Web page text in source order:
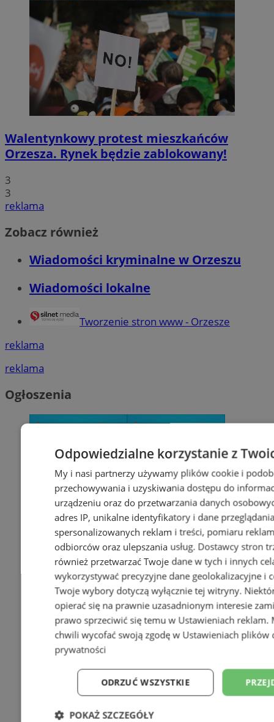
Walentynkowy protest mieszkańców
Orzesza. Rynek będzie zablokowany!
3
3
reklama
Zobacz również
Wiadomości kryminalne w Orzeszu
Wiadomości lokalne
Tworzenie stron www - Orzesze
reklama
reklama
Ogłoszenia
Odpowiedzialne korzystanie z
My i nasi partnerzy używamy plików cookie i
przechowywania i uzyskiwania dostępu do
urządzeniu oraz do przetwarzania danych
adres IP, unikalne identyfikatory i dane
spersonalizowanych reklam i treści, pomiaru
odbiorców oraz ulepszania usług. Dostawcy stron
również przetwarzać Twoje dane w tych i innych
wykorzystywać precyzyjne dane geolokalizacyjne i
Twoje wybory dotyczą wyłącznie tej witryny.
opierać się na prawnie uzasadnionym interesie
prawo sprzeciwić się temu w Ustawieniach reklam.
chwili wycofać swoją zgodę w Ustawieniach plików
prywatności
ODRZUĆ WSZYSTKIE
POKAŻ SZCZEGÓŁY